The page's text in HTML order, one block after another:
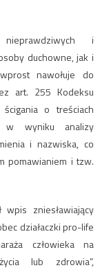
i
duchowne, jak i
nawołuje do
art. 255 Kodeksu
o treściach
w wyniku analizy
i nazwiska, co
pomawianiem i tzw.
zniesławiający
działaczki pro-life
człowieka na
lub zdrowia”,